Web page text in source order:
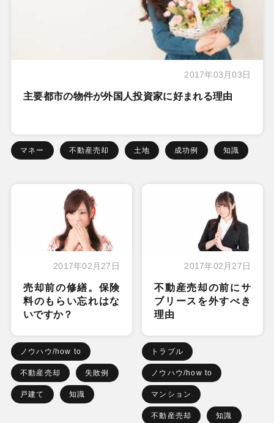
2017年03月03日
主要都市の物件が外国人投資家に好まれる理由
マネー 不動産売却 土地 成功例 知識
2017年02月27日
売却前の修繕。保険
料のもらい忘れはな
いですか？
ノウハウ/how to
不動産売却 失敗例
戸建て 知識
2017年02月27日
不動産売却の前にサ
ブリースを外すべき
理由
トラブル
ノウハウ/how to
マンション
不動産売却 知識